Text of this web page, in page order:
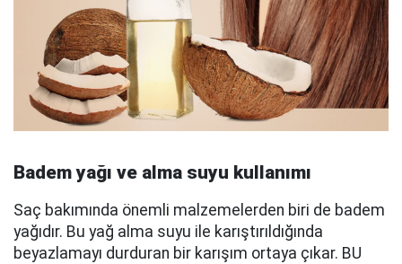
Badem yağı ve alma suyu kullanımı
Saç bakımında önemli malzemelerden biri de badem
yağıdır. Bu yağ alma suyu ile karıştırıldığında
beyazlamayı durduran bir karışım ortaya çıkar. BU